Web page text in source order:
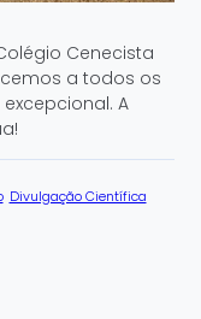
Cenecista
a todos os
A
Divulgação Científica